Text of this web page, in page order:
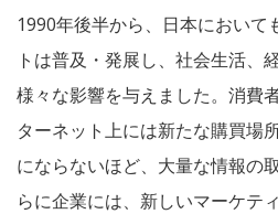
1990年後半から、日本において
トは普及・発展し、社会生活、
様々な影響を与えました。消費
ターネット上には新たな購買場
にならないほど、大量な情報の
らに企業には、新しいマーケテ